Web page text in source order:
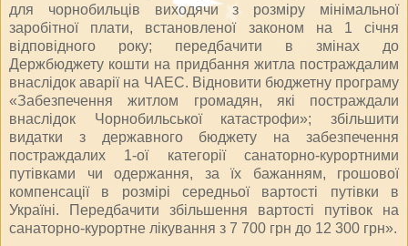
для чорнобильців виходячи з розміру мінімальної
заробітної плати, встановленої законом на 1 січня
відповідного року; передбачити в змінах до
Держбюджету кошти на придбання житла постраждалим
внаслідок аварії на ЧАЕС. Відновити бюджетну програму
«Забезпечення житлом громадян, які постраждали
внаслідок Чорнобильської катастрофи»; збільшити
видатки з державного бюджету на забезпечення
постраждалих 1-ої категорії санаторно-курортними
путівками чи одержання, за їх бажанням, грошової
компенсації в розмірі середньої вартості путівки в
Україні. Передбачити збільшення вартості путівок на
санаторно-курортне лікування з 7 700 грн до 12 300 грн».